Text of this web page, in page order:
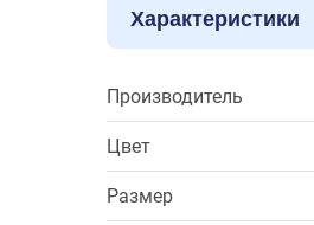
Характеристики
Производитель
Цвет
Размер